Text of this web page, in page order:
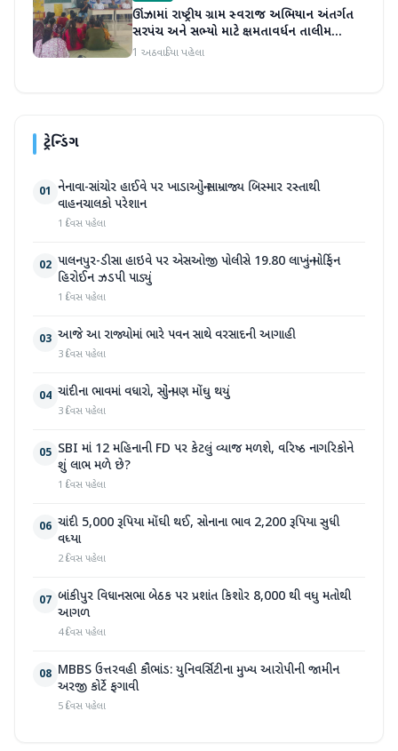
ઊંઝામાં રાષ્ટ્રીય ગ્રામ સ્વરાજ અભિયાન અંતર્ગત
સરપંચ અને સભ્યો માટે ક્ષમતાવર્ધન તાલીમ
યોજાઈ
1 અઠવાડિયા પહેલા
ટ્રેન્ડિંગ
01 નેનાવા-સાંચોર હાઈવે પર ખાડાઓનું સામ્રાજ્ય બિસ્માર રસ્તાથી
વાહનચાલકો પરેશાન
1 દિવસ પહેલા
02 પાલનપુર-ડીસા હાઇવે પર એસઓજી પોલીસે 19.80 લાખનું મોર્ફિન
હિરોઈન ઝડપી પાડ્યું
1 દિવસ પહેલા
03 આજે આ રાજ્યોમાં ભારે પવન સાથે વરસાદની આગાહી
3 દિવસ પહેલા
04 ચાંદીના ભાવમાં વધારો, સોનું પણ મોંઘુ થયું
3 દિવસ પહેલા
05 SBI માં 12 મહિનાની FD પર કેટલું વ્યાજ મળશે, વરિષ્ઠ નાગરિકોને
શું લાભ મળે છે?
1 દિવસ પહેલા
06 ચાંદી 5,000 રૂપિયા મોંઘી થઈ, સોનાના ભાવ 2,200 રૂપિયા સુધી
વધ્યા
2 દિવસ પહેલા
07 બાંકીપુર વિધાનસભા બેઠક પર પ્રશાંત કિશોર 8,000 થી વધુ મતોથી
આગળ
4 દિવસ પહેલા
08 MBBS ઉત્તરવહી કૌભાંડ: યુનિવર્સિટીના મુખ્ય આરોપીની જામીન
અરજી કોર્ટે ફગાવી
5 દિવસ પહેલા